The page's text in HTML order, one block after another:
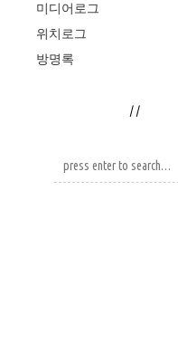
미디어로그
위치로그
방명록
/ /